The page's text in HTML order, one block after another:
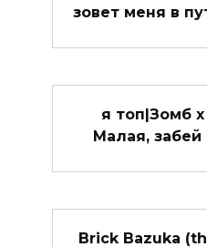
зовет меня в
я топ|Зомб
Малая, забей
Brick Bazuka